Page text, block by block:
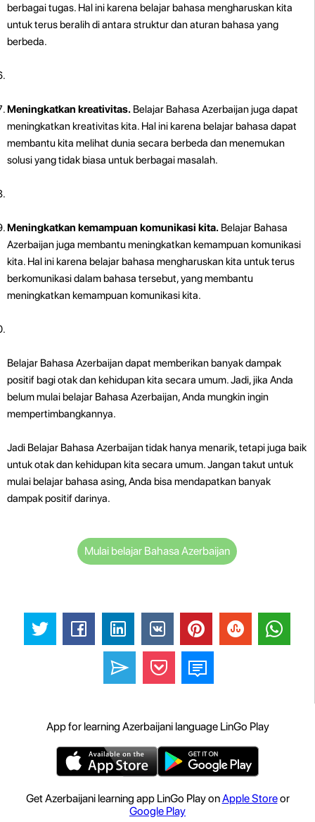
berbagai tugas. Hal ini karena belajar bahasa mengharuskan kita
untuk terus beralih di antara struktur dan aturan bahasa yang
berbeda.
Meningkatkan kreativitas. Belajar Bahasa Azerbaijan juga dapat
meningkatkan kreativitas kita. Hal ini karena belajar bahasa dapat
membantu kita melihat dunia secara berbeda dan menemukan
solusi yang tidak biasa untuk berbagai masalah.
Meningkatkan kemampuan komunikasi kita. Belajar Bahasa
Azerbaijan juga membantu meningkatkan kemampuan komunikasi
kita. Hal ini karena belajar bahasa mengharuskan kita untuk terus
berkomunikasi dalam bahasa tersebut, yang membantu
meningkatkan kemampuan komunikasi kita.
Belajar Bahasa Azerbaijan dapat memberikan banyak dampak
positif bagi otak dan kehidupan kita secara umum. Jadi, jika Anda
belum mulai belajar Bahasa Azerbaijan, Anda mungkin ingin
mempertimbangkannya.
Jadi Belajar Bahasa Azerbaijan tidak hanya menarik, tetapi juga baik
untuk otak dan kehidupan kita secara umum. Jangan takut untuk
mulai belajar bahasa asing, Anda bisa mendapatkan banyak
dampak positif darinya.
Mulai belajar Bahasa Azerbaijan
App for learning Azerbaijani language LinGo Play
Get Azerbaijani learning app LinGo Play onApple Storeor
Google Play